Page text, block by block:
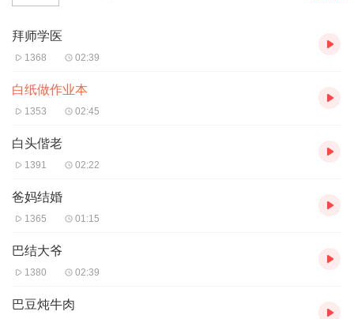
拜师学医
1368 02:39
白纸做作业本
1353 02:45
白头偕老
1391 02:22
爸妈结婚
1365 01:15
巴结大爷
1380 02:39
巴豆炖牛肉